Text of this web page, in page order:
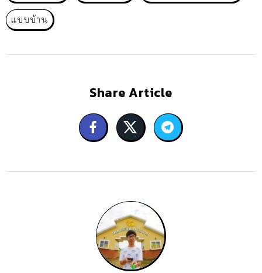
แบบบ้าน
Share Article